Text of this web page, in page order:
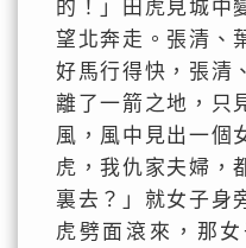
的！」田虎見城中
望北奔走。張清、
好馬行得快，張清
離了一箭之地，只
風，風中見出一個
虎，我仇家夫婦，
裏去？」就女子身
虎劈面滾來，那